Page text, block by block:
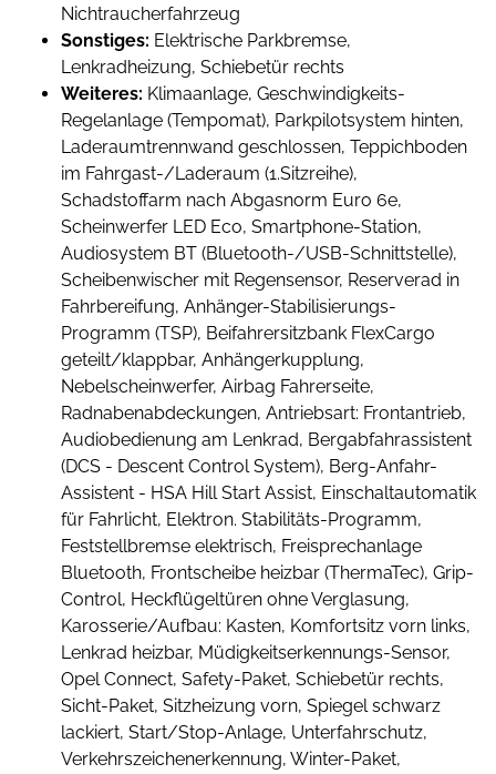
Nichtraucherfahrzeug
Sonstiges: Elektrische Parkbremse,
Lenkradheizung, Schiebetür rechts
Weiteres: Klimaanlage, Geschwindigkeits-
Regelanlage (Tempomat), Parkpilotsystem hinten,
Laderaumtrennwand geschlossen, Teppichboden
im Fahrgast-/Laderaum (1.Sitzreihe),
Schadstoffarm nach Abgasnorm Euro 6e,
Scheinwerfer LED Eco, Smartphone-Station,
Audiosystem BT (Bluetooth-/USB-Schnittstelle),
Scheibenwischer mit Regensensor, Reserverad in
Fahrbereifung, Anhänger-Stabilisierungs-
Programm (TSP), Beifahrersitzbank FlexCargo
geteilt/klappbar, Anhängerkupplung,
Nebelscheinwerfer, Airbag Fahrerseite,
Radnabenabdeckungen, Antriebsart: Frontantrieb,
Audiobedienung am Lenkrad, Bergabfahrassistent
(DCS - Descent Control System), Berg-Anfahr-
Assistent - HSA Hill Start Assist, Einschaltautomatik
für Fahrlicht, Elektron. Stabilitäts-Programm,
Feststellbremse elektrisch, Freisprechanlage
Bluetooth, Frontscheibe heizbar (ThermaTec), Grip-
Control, Heckflügeltüren ohne Verglasung,
Karosserie/Aufbau: Kasten, Komfortsitz vorn links,
Lenkrad heizbar, Müdigkeitserkennungs-Sensor,
Opel Connect, Safety-Paket, Schiebetür rechts,
Sicht-Paket, Sitzheizung vorn, Spiegel schwarz
lackiert, Start/Stop-Anlage, Unterfahrschutz,
Verkehrszeichenerkennung, Winter-Paket,